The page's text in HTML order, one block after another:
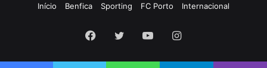
Início
Benfica Sporting FC Porto Internacional
Facebook
TwitterYouTubeInstagram